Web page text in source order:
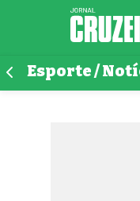
Esporte /